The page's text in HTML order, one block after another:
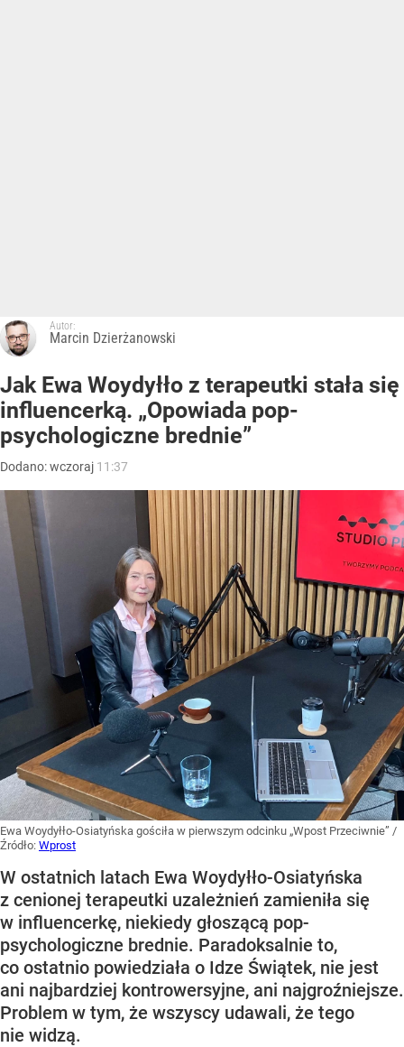
Autor:
Marcin Dzierżanowski
Jak Ewa Woydyłło z terapeutki stała się
influencerką. „Opowiada pop-
psychologiczne brednie”
Dodano:wczoraj 11:37
Ewa Woydyłło-Osiatyńska gościła w pierwszym odcinku „Wpost Przeciwnie” /
Źródło: Wprost
W ostatnich latach Ewa Woydyłło-Osiatyńska
z cenionej terapeutki uzależnień zamieniła się
w influencerkę, niekiedy głoszącą pop-
psychologiczne brednie. Paradoksalnie to,
co ostatnio powiedziała o Idze Świątek, nie jest
ani najbardziej kontrowersyjne, ani najgroźniejsze.
Problem w tym, że wszyscy udawali, że tego
nie widzą.